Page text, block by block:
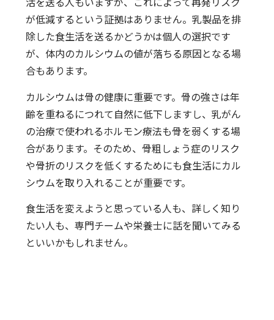
が低減するという証拠はありません。乳製品を排
除した食生活を送るかどうかは個人の選択です
が、体内のカルシウムの値が落ちる原因となる場
合もあります。
カルシウムは骨の健康に重要です。骨の強さは年
齢を重ねるにつれて自然に低下しますし、乳がん
の治療で使われるホルモン療法も骨を弱くする場
合があります。そのため、骨粗しょう症のリスク
や骨折のリスクを低くするためにも食生活にカル
シウムを取り入れることが重要です。
食生活を変えようと思っている人も、詳しく知り
たい人も、専門チームや栄養士に話を聞いてみる
といいかもしれません。